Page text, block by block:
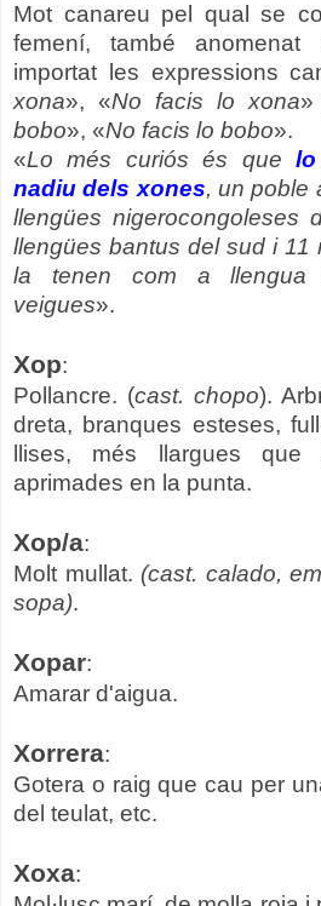
Mot canareu pel qual se
femení, també anomenat
importat les expressions
xona», «No facis lo xona
bobo», «No facis lo bobo».
«Lo més curiós és que
nadiu dels xones, un poble
llengües nigerocongoleses
llengües bantus del sud i 11
la tenen com a llengua
veigues».
Xop:
Pollancre. (cast. chopo).
dreta, branques esteses,
llises, més llargues
aprimades en la punta.
Xop/a:
Molt mullat. (cast. calado,
sopa).
Xopar:
Amarar d'aigua.
Xorrera:
Gotera o raig que cau per
del teulat, etc.
Xoxa: